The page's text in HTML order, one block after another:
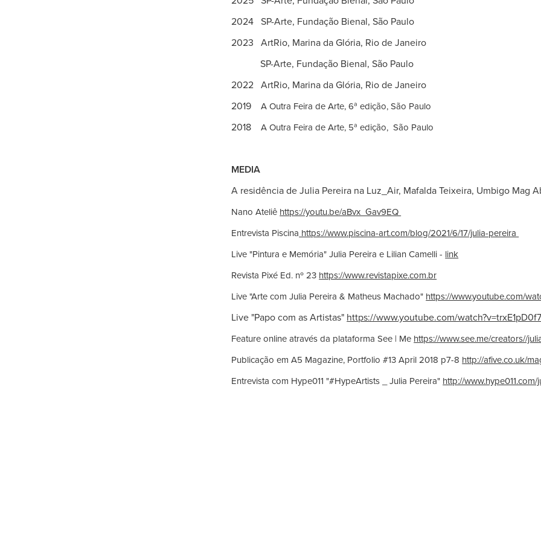
2024 SP-Arte, Fundação Bienal, São Paulo
2023 ArtRio, Marina da Glória, Rio de Janeiro
SP-Arte, Fundação Bienal, São Paulo
2022 ArtRio, Marina da Glória, Rio de Janeiro
2019
A Outra Feira de Arte, 6ª edição, São Paulo
2018A Outra Feira de Arte, 5ª edição, São Paulo
MEDIA
A residência de Julia Pereira na Luz_Air, Mafalda Teixeira, Umbigo Mag
Nano Ateliê https://youtu.be/aBvx_Gav9EQ
Entrevista Piscina https://www.piscina-art.com/blog/2021/6/17/julia-pereira
Live "Pintura e Memória" Julia Pereira e Lilian Camelli- link
Revista Pixé Ed. nº 23 https://www.revistapixe.com.br
Live "Arte com Julia Pereira & Matheus Machado" https://www.youtube.com/
Live "Papo com as Artistas" https://www.youtube.com/
Feature online através da plataforma See | Me https://www.see.me/creators//
Publicação em A5 Magazine, Portfolio #13 April 2018 p7-8 http://afive.co.uk/
Entrevista com Hype011 "#HypeArtists _ Julia Pereira" http://